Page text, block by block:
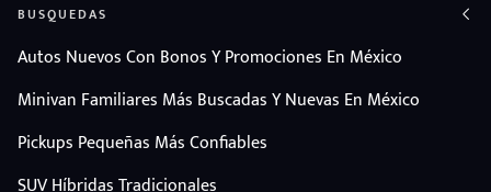
BUSQUEDAS
Autos Nuevos Con Bonos Y Promociones En México
Minivan Familiares Más Buscadas Y Nuevas En México
Pickups Pequeñas Más Confiables
SUV Híbridas Tradicionales